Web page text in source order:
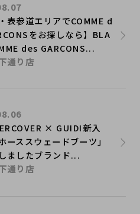
表参道エリアでCOMME d
をお探しなら】BLA
des GARCONS...
通り店
× GUIDI新入
ーススウェードブーツ」
ましたブランド...
通り店